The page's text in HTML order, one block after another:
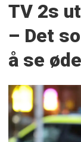
TV 2s
– Det
å se